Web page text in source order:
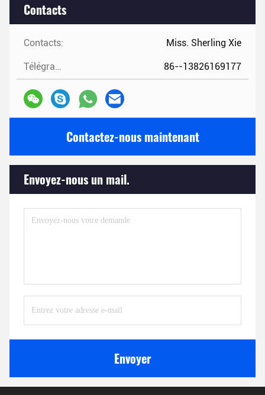
Contacts
Contacts: Miss. Sherling Xie
Télégramme: 86--13826169177
Contactez-nous maintenant
Envoyez-nous un mail.
Envoyer